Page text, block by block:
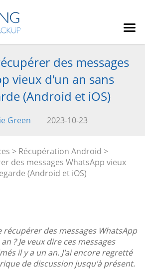
des messages
vieux d'un an sans
(Android et iOS)
Green 2023-10-23
> Récupération Android >
des messages WhatsApp vieux
(Android et iOS)
récupérer des messages WhatsApp
? Je veux dire ces messages
il y a un an. J'ai encore regretté
de discussion jusqu'à présent.